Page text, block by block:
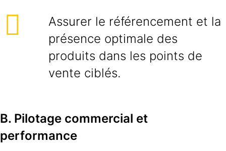
Assurer le référencement et la
présence optimale des
produits dans les points de
vente ciblés.
B. Pilotage commercial et
performance